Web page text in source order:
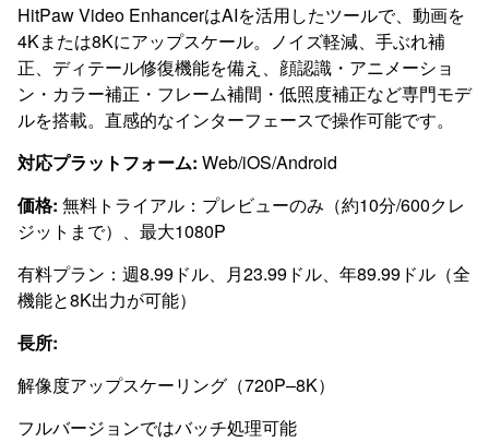
HitPaw Video EnhancerはAIを活用したツールで、動画を
4Kまたは8Kにアップスケール。ノイズ軽減、手ぶれ補
正、ディテール修復機能を備え、顔認識・アニメーショ
ン・カラー補正・フレーム補間・低照度補正など専門モデ
ルを搭載。直感的なインターフェースで操作可能です。
対応プラットフォーム: Web/iOS/Android
価格: 無料トライアル：プレビューのみ（約10分/600クレ
ジットまで）、最大1080P
有料プラン：週8.99ドル、月23.99ドル、年89.99ドル（全
機能と8K出力が可能）
長所:
解像度アップスケーリング（720P–8K）
フルバージョンではバッチ処理可能